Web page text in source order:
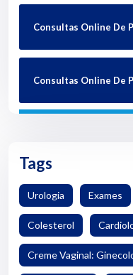
Consultas Online De
Consultas Online De
Tags
Urologia Exames
Colesterol
Creme Vaginal: